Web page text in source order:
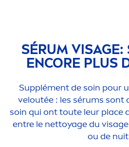
SÉRUM VISAGE:
ENCORE PLUS
Supplément de soin pour
veloutée : les sérums sont
soin qui ont toute leur place
entre le nettoyage du
ou de